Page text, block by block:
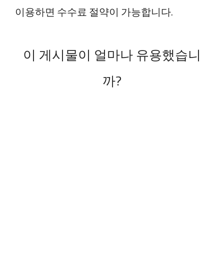
이용하면 수수료 절약이 가능합니다.
이 게시물이 얼마나 유용했습니
까?